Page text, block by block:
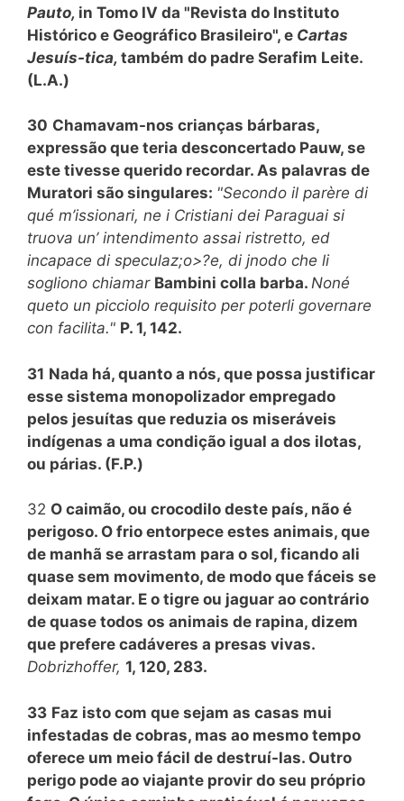
Pauto, in Tomo IV da "Revista do Instituto
Histórico e Geográfico Brasileiro", e Cartas
Jesuís-tica, também do padre Serafim Leite.
(L.A.)
30 Chamavam-nos crianças bárbaras,
expressão que teria desconcertado Pauw, se
este tivesse querido recordar. As palavras de
Muratori são singulares: "Secondo il parère di
qué m’issionari, ne i Cristiani dei Paraguai si
truova un’ intendimento assai ristretto, ed
incapace di speculaz;o>?e, di jnodo che li
sogliono chiamar Bambini colla barba. Noné
queto un picciolo requisito per poterli governare
con facilita." P. 1, 142.
31 Nada há, quanto a nós, que possa justificar
esse sistema monopolizador empregado
pelos jesuítas que reduzia os miseráveis
indígenas a uma condição igual a dos ilotas,
ou párias. (F.P.)
32 O caimão, ou crocodilo deste país, não é
perigoso. O frio entorpece estes animais, que
de manhã se arrastam para o sol, ficando ali
quase sem movimento, de modo que fáceis se
deixam matar. E o tigre ou jaguar ao contrário
de quase todos os animais de rapina, dizem
que prefere cadáveres a presas vivas.
Dobrizhoffer, 1, 120, 283.
33 Faz isto com que sejam as casas mui
infestadas de cobras, mas ao mesmo tempo
oferece um meio fácil de destruí-las. Outro
perigo pode ao viajante provir do seu próprio